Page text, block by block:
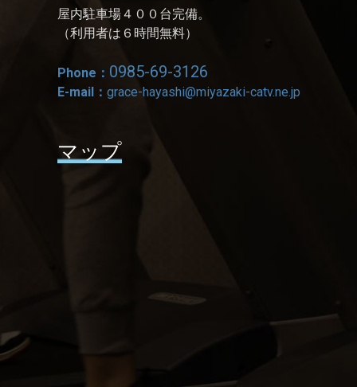
屋内駐車場４００台完備。
（利用者は６時間無料）
Phone： 0985-69-3126
E-mail： grace-hayashi@miyazaki-catv.ne.jp
マップ